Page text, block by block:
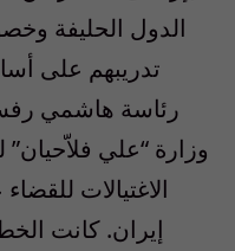
الدول الحليفة
تدريبهم على
وزارة “علي
الاغتيالات
إيران. كانت